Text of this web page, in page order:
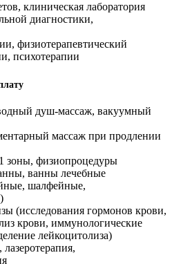
клиническая лаборатория
диагностики,
физиотерапевтический
психотерапии
душ-массаж, вакуумный
массаж при продлении
1 зоны, физиопроцедуры
ванны лечебные
шалфейные,
(исследования гормонов крови,
крови, иммунологические
лейкоцитолиза)